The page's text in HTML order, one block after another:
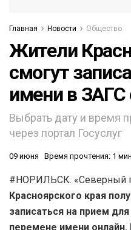
Главная Новости Общество
Жители
смогут
имени в ЗАГС
Выбрать дату и время
через портал Госуслуг
09 июня Время прочтения: 1
#НОРИЛЬСК. «Северный
Красноярского края
записаться на прием
перемене имени